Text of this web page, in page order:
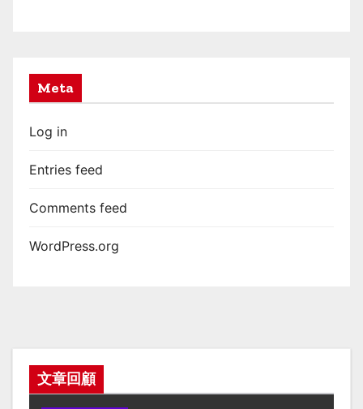
Meta
Log in
Entries feed
Comments feed
WordPress.org
文章回顧